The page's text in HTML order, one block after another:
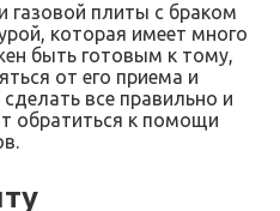
газовой плиты с браком
которая имеет много
быть готовым к тому,
от его приема и
все правильно и
обратиться к помощи